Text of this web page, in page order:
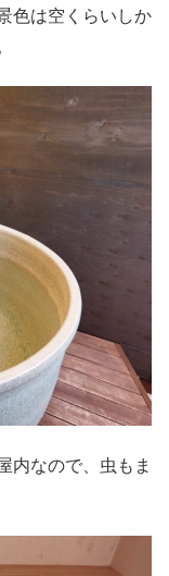
色は空くらいしか
内なので、虫もま